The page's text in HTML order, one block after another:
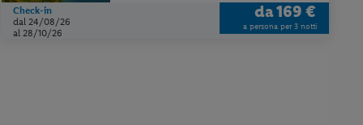
Check-in
dal 24/08/26
al 28/10/26
da169 €
a persona per 3 notti